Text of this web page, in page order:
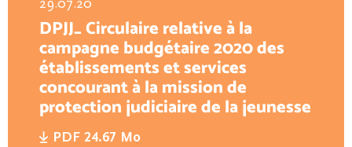
29.07.20
DPJJ_ Circulaire relative à la
campagne budgétaire 2020 des
établissements et services
concourant à la mission de
protection judiciaire de la jeunesse
PDF 24.67 Mo